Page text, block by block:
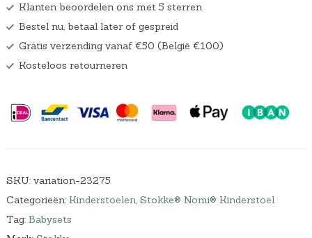
Klanten beoordelen ons met 5 sterren
Bestel nu, betaal later of gespreid
Gratis verzending vanaf €50 (België €100)
Kosteloos retourneren
SKU: variation-23275
Categorieën: Kinderstoelen, Stokke® Nomi® Kinderstoel
Tag: Babysets